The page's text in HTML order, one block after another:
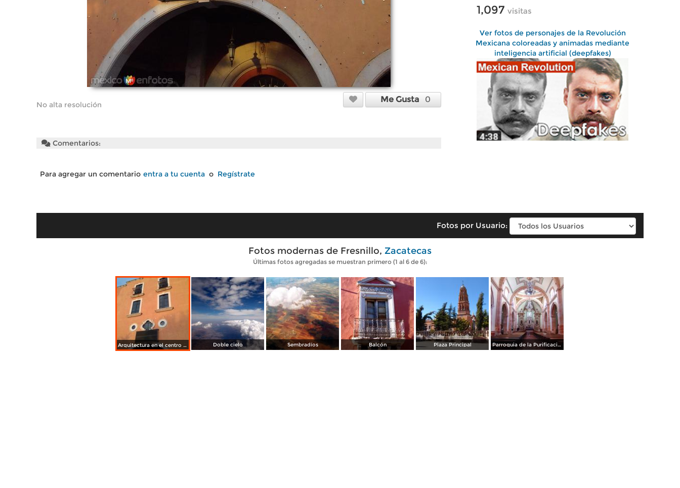
No alta resolución
Me Gusta 0
Comentarios:
Para agregar un comentario entra a tu cuenta o Regístrate
1,097 visitas
Ver fotos de personajes de la Revolución
Mexicana coloreadas y animadas mediante
inteligencia artificial (deepfakes)
Fotos por Usuario:
Fotos modernas de Fresnillo, Zacatecas
Últimas fotos agregadas se muestran primero (1 al 6 de 6):
Arquitectura en el centro de Fresnillo. Abril/2017 Doble cielo Sembradíos Balcón Plaza Principal Parroquia de la Purificación